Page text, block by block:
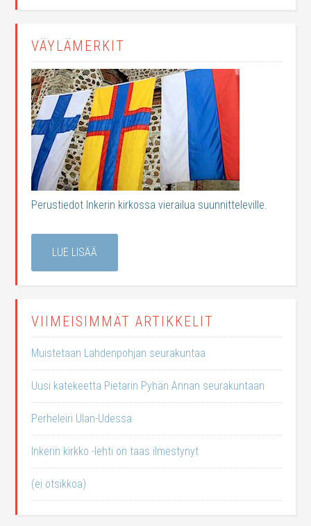
VÄYLÄMERKIT
Perustiedot Inkerin kirkossa vierailua suunnitteleville.
LUE LISÄÄ
VIIMEISIMMÄT ARTIKKELIT
Muistetaan Lahdenpohjan seurakuntaa
Uusi katekeetta Pietarin Pyhän Annan seurakuntaan
Perheleiri Ulan-Udessa
Inkerin kirkko -lehti on taas ilmestynyt
(ei otsikkoa)